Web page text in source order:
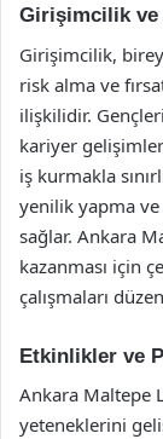
Girişimcilik ve
Girişimcilik,
risk alma ve
ilişkilidir.
kariyer
iş kurmakla
yenilik yapma
sağlar. Ankara
kazanması için
çalışmaları
Etkinlikler ve
Ankara Maltepe
yeteneklerini